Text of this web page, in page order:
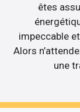
êtes
impeccable
Alors
une